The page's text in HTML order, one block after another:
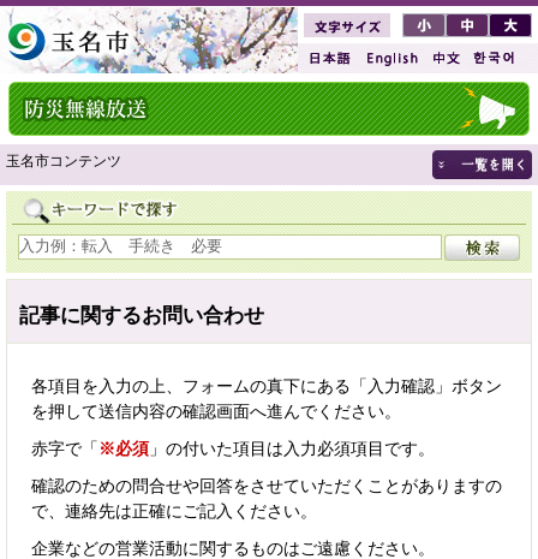
玉名市コンテンツ
記事に関するお問い合わせ
各項目を入力の上、フォームの真下にある「入力確認」ボタン
を押して送信内容の確認画面へ進んでください。
赤字で「 ※必須 」の付いた項目は入力必須項目です。
確認のための問合せや回答をさせていただくことがありますの
で、連絡先は正確にご記入ください。
企業などの営業活動に関するものはご遠慮ください。